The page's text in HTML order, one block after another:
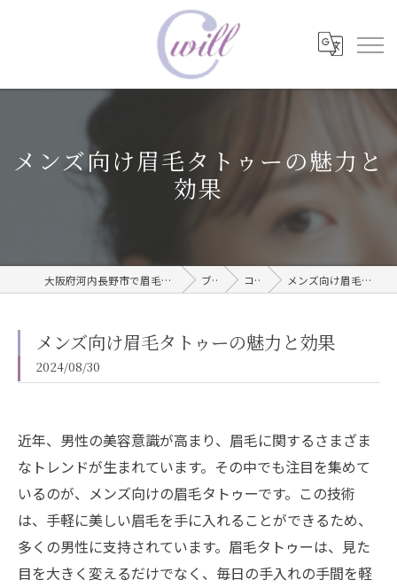
メンズ向け眉毛タトゥーの魅力と
効果
大阪府河内長野市で眉毛タトゥーならwill care サロン ブログ コラム メンズ向け眉毛タトゥーの魅力と効果
メンズ向け眉毛タトゥーの魅力と効果
2024/08/30
近年、男性の美容意識が高まり、眉毛に関するさまざま
なトレンドが生まれています。その中でも注目を集めて
いるのが、メンズ向けの眉毛タトゥーです。この技術
は、手軽に美しい眉毛を手に入れることができるため、
多くの男性に支持されています。眉毛タトゥーは、見た
目を大きく変えるだけでなく、毎日の手入れの手間を軽